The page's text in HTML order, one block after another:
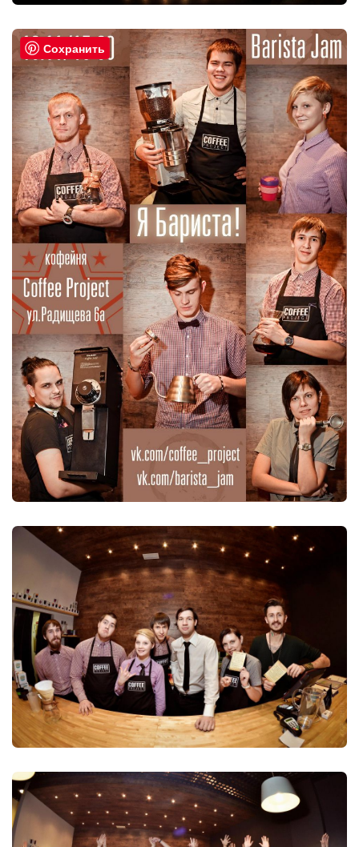
Сохранить